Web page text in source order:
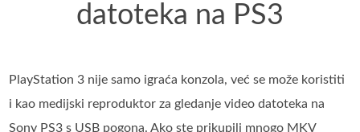
datoteka na PS3
PlayStation 3 nije samo igraća konzola, već se može koristiti
i kao medijski reproduktor za gledanje video datoteka na
Sony PS3 s USB pogona. Ako ste prikupili mnogo MKV